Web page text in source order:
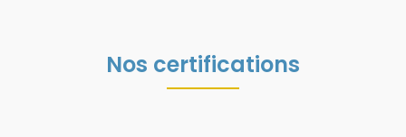
Nos certifications